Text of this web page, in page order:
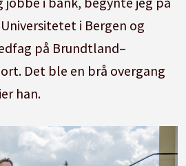
i Bergen og
på Brundtland–
Det ble en brå overgang
han.